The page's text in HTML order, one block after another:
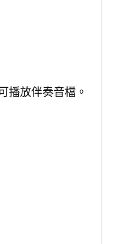
播放伴奏音檔。